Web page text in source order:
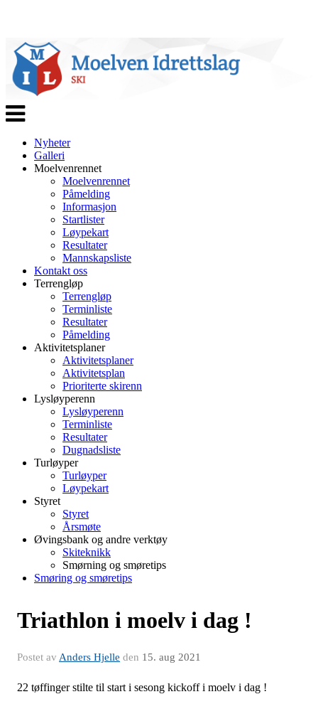
Veksle
navigasjon
Nyheter
Galleri
Moelvenrennet
Moelvenrennet
Påmelding
Informasjon
Startlister
Løypekart
Resultater
Mannskapsliste
Kontakt oss
Terrengløp
Terrengløp
Terminliste
Resultater
Påmelding
Aktivitetsplaner
Aktivitetsplaner
Aktivitetsplan
Prioriterte skirenn
Lysløyperenn
Lysløyperenn
Terminliste
Resultater
Dugnadsliste
Turløyper
Turløyper
Løypekart
Styret
Styret
Årsmøte
Øvingsbank og andre verktøy
Skiteknikk
Smørning og smøretips
Smøring og smøretips
Triathlon i moelv i dag !
Postet av Anders Hjelle den 15. aug 2021
22 tøffinger stilte til start i sesong kickoff i moelv i dag !